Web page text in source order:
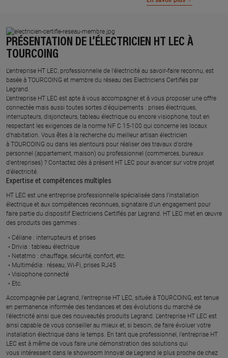
PRÉSENTATION DE L’ÉLECTRICIEN HT LEC À
TOURCOING
L’entreprise HT LEC, professionnelle de l’électricité au savoir-faire reconnu, est
basée à TOURCOING et membre du réseau des Electriciens Certifiés par
Legrand.​
L’entreprise HT LEC est apte à vous accompagner et à vous proposer une offre
connectée mais aussi toutes sortes d'équipements : prises électriques,
interrupteurs, disjoncteurs, tableau électrique ou encore visiophone, tout en
respectant les exigences de la norme NF C 15-100 qui concerne les locaux
d’habitation. Vous êtes à la recherche du meilleur artisan électricien
à TOURCOING ou dans les alentours pour réaliser des travaux d'ordre
personnel (appartement, maison) ou professionnel (commerces, bureaux
d'entreprises) ? Contactez dès à présent HT LEC pour avancer sur votre projet
d’électricité.
Expertise et compétences multiples​
​HT LEC est une entreprise professionnelle spécialisée dans l’installation
électrique et aux compétences reconnues, ​signataire d'un engagement pour
faire partie du dispositif Electriciens Certifiés par Legrand​. HT LEC met en œuvre
des produits des gammes : ​
Céliane : interrupteurs et prises ​
Drivia : tableau électrique ​
Netatmo : chauffage, sécurité, confort, etc.​
Multimédia : réseau, Wi-Fi, prises RJ45​
Visiophone connecté​
Etc.​
​Accompagnée par Legrand, l’entreprise HT LEC, située à TOURCOING, est tenue
en permanence informée des tendances et des évolutions du marché de
l'électricité ainsi que des nouveautés produits Legrand. L’entreprise HT LEC est
ainsi capable de vous conseiller au mieux et, si besoin, de faire évoluer votre
installation électrique dans le temps. En tant que professionnel, l’entreprise HT
LEC est à même de vous faire une démonstration des solutions qui
vous intéressent dans le showroom Innoval de Legrand le plus proche de chez